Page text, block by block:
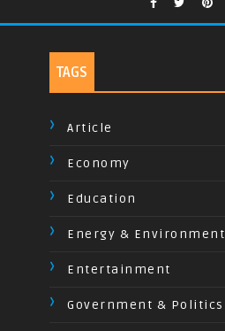
TAGS
Article
Economy
Education
Energy & Environment
Entertainment
Government & Politics